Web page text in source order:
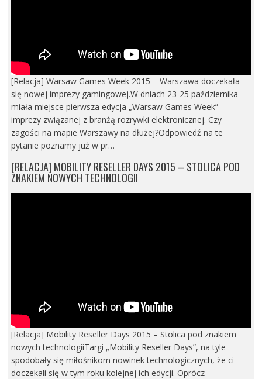
[Relacja] Warsaw Games Week 2015 – Warszawa doczekała
się nowej imprezy gamingowej.W dniach 23-25 października
miała miejsce pierwsza edycja „Warsaw Games Week” –
imprezy związanej z branżą rozrywki elektronicznej. Czy
zagości na mapie Warszawy na dłużej?Odpowiedź na te
pytanie poznamy już w pr…
[RELACJA] MOBILITY RESELLER DAYS 2015 – STOLICA POD
ZNAKIEM NOWYCH TECHNOLOGII
[Relacja] Mobility Reseller Days 2015 – Stolica pod znakiem
nowych technologiiTargi „Mobility Reseller Days”, na tyle
spodobały się miłośnikom nowinek technologicznych, że ci
doczekali się w tym roku kolejnej ich edycji. Oprócz